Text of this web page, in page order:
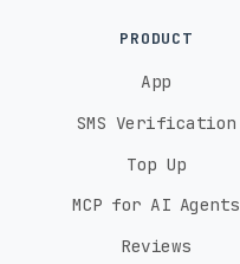
PRODUCT
App
SMS Verification
Top Up
MCP for AI Agents
Reviews